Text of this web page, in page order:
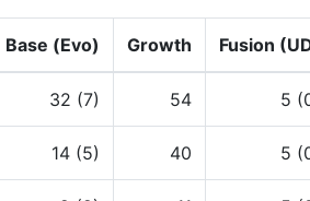
Base (Evo) Growth Fusion
32 (7) 54 5
14 (5) 40 5